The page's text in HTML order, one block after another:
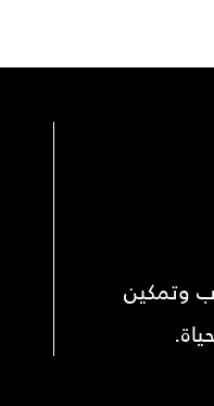
وتمكين